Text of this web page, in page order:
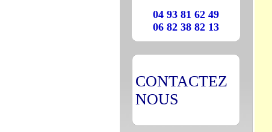
04 93 81 62 49
06 82 38 82 13
CONTACTEZ
NOUS